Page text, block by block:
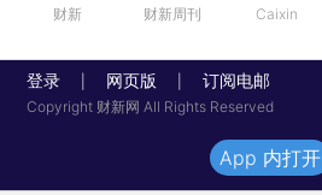
财新 财新周刊 Caixin
登录 网页版 订阅电邮
Copyright 财新网 All Rights Reserved
App 内打开